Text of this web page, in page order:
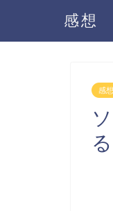
感想
感想